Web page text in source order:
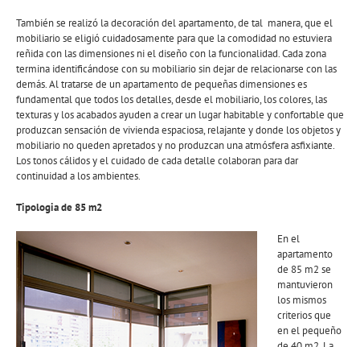
También se realizó la decoración del apartamento, de tal manera, que el
mobiliario se eligió cuidadosamente para que la comodidad no estuviera
reñida con las dimensiones ni el diseño con la funcionalidad. Cada zona
termina identificándose con su mobiliario sin dejar de relacionarse con las
demás. Al tratarse de un apartamento de pequeñas dimensiones es
fundamental que todos los detalles, desde el mobiliario, los colores, las
texturas y los acabados ayuden a crear un lugar habitable y confortable que
produzcan sensación de vivienda espaciosa, relajante y donde los objetos y
mobiliario no queden apretados y no produzcan una atmósfera asfixiante.
Los tonos cálidos y el cuidado de cada detalle colaboran para dar
continuidad a los ambientes.
Tipologia de 85 m2
En el
apartamento
de 85 m2 se
mantuvieron
los mismos
criterios que
en el pequeño